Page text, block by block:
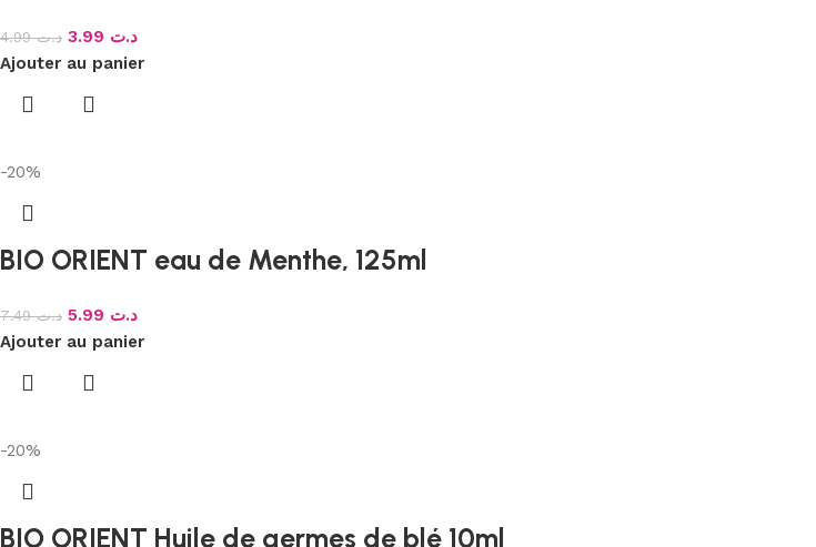
د.ت4.99 د.ت
Ajouter au panier
-20%
BIO ORIENT eau de Menthe, 125ml
د.ت7.49 د.ت
Ajouter au panier
-20%
BIO ORIENT Huile de germes de blé 10ml